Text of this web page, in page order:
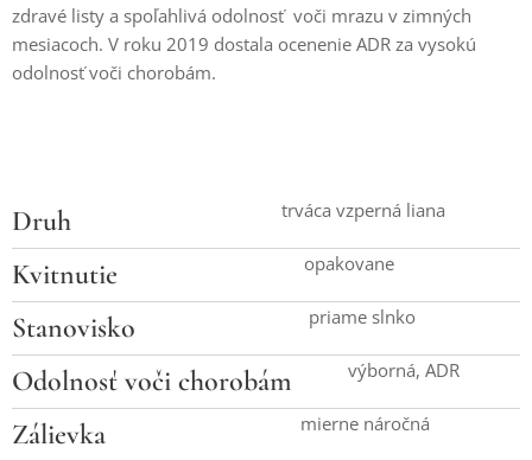
zdravé listy a spoľahlivá odolnosť voči mrazu v zimných
mesiacoch. V roku 2019 dostala ocenenie ADR za vysokú
odolnosť voči chorobám.
Druh trváca vzperná liana
Kvitnutie opakovane
Stanovisko priame slnko
Odolnosť voči chorobám výborná, ADR
Zálievka mierne náročná